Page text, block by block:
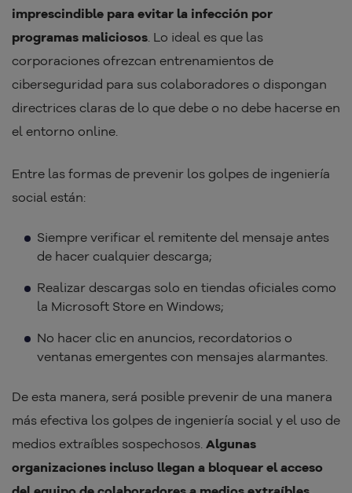
imprescindible para evitar la infección por
programas maliciosos. Lo ideal es que las
corporaciones ofrezcan entrenamientos de
ciberseguridad para sus colaboradores o dispongan
directrices claras de lo que debe o no debe hacerse en
el entorno online.
Entre las formas de prevenir los golpes de ingeniería
social están:
Siempre verificar el remitente del mensaje antes
de hacer cualquier descarga;
Realizar descargas solo en tiendas oficiales como
la Microsoft Store en Windows;
No hacer clic en anuncios, recordatorios o
ventanas emergentes con mensajes alarmantes.
De esta manera, será posible prevenir de una manera
más efectiva los golpes de ingeniería social y el uso de
medios extraíbles sospechosos. Algunas
organizaciones incluso llegan a bloquear el acceso